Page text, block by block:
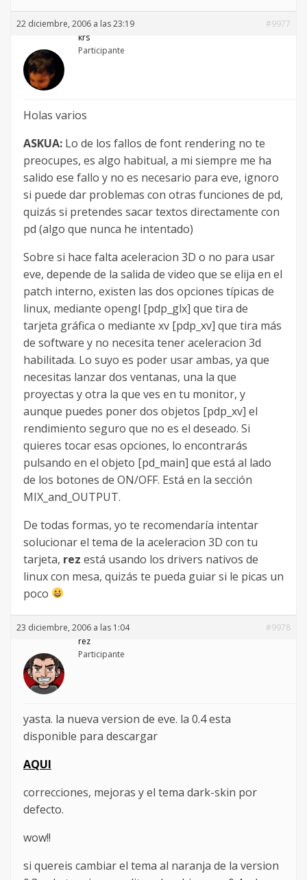
22 diciembre, 2006 a las 23:19
#9977
krs
Participante
Holas varios
ASKUA: Lo de los fallos de font rendering no te
preocupes, es algo habitual, a mi siempre me ha
salido ese fallo y no es necesario para eve, ignoro
si puede dar problemas con otras funciones de pd,
quizás si pretendes sacar textos directamente con
pd (algo que nunca he intentado)
Sobre si hace falta aceleracion 3D o no para usar
eve, depende de la salida de video que se elija en el
patch interno, existen las dos opciones típicas de
linux, mediante opengl [pdp_glx] que tira de
tarjeta gráfica o mediante xv [pdp_xv] que tira más
de software y no necesita tener aceleracion 3d
habilitada. Lo suyo es poder usar ambas, ya que
necesitas lanzar dos ventanas, una la que
proyectas y otra la que ves en tu monitor, y
aunque puedes poner dos objetos [pdp_xv] el
rendimiento seguro que no es el deseado. Si
quieres tocar esas opciones, lo encontrarás
pulsando en el objeto [pd_main] que está al lado
de los botones de ON/OFF. Está en la sección
MIX_and_OUTPUT.
De todas formas, yo te recomendaría intentar
solucionar el tema de la aceleracion 3D con tu
tarjeta, rez está usando los drivers nativos de
linux con mesa, quizás te pueda guiar si le picas un
poco
23 diciembre, 2006 a las 1:04
#9978
rez
Participante
yasta. la nueva version de eve. la 0.4 esta
disponible para descargar
AQUI
correcciones, mejoras y el tema dark-skin por
defecto.
wow!!
si quereis cambiar el tema al naranja de la version